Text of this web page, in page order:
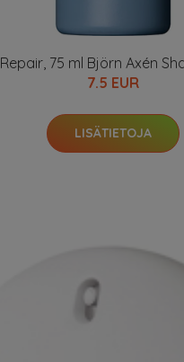
Repair, 75 ml Björn Axén
7.5 EUR
LISÄTIETOJA